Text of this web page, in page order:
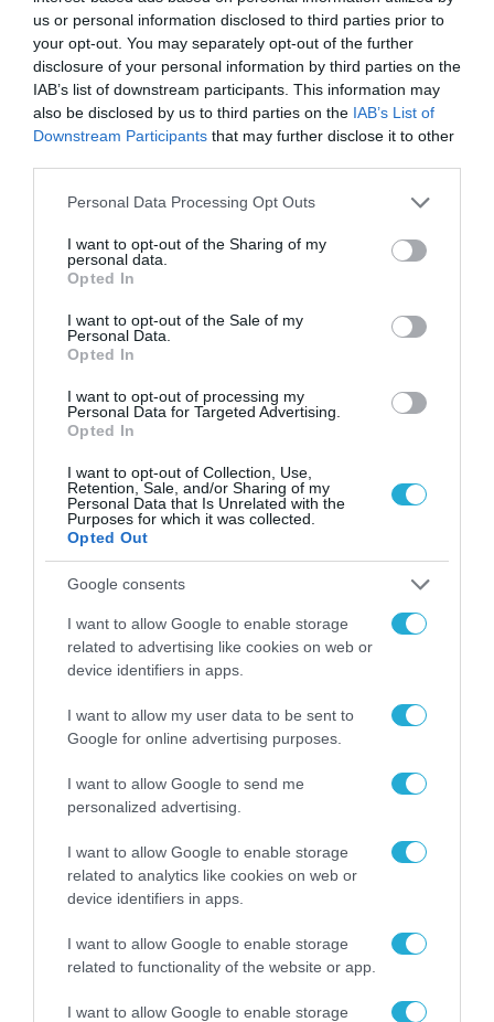
us or personal information disclosed to third parties prior to
your opt-out. You may separately opt-out of the further
disclosure of your personal information by third parties on the
IAB’s list of downstream participants. This information may
also be disclosed by us to third parties on the IAB’s List of
Downstream Participants that may further disclose it to other
Please note that this website/app uses one or more Google
not limited to your visit or usage behaviour. You may click to
grant or deny consent to Google and its third-party tags to
use your data for below specified purposes in below Google
consent section.
Personal Data Processing Opt Outs
I want to opt-out of the Sharing of my
personal data.
Opted In
I want to opt-out of the Sale of my
Personal Data.
Opted In
I want to opt-out of processing my
Personal Data for Targeted Advertising.
Opted In
I want to opt-out of Collection, Use,
Retention, Sale, and/or Sharing of my
Personal Data that Is Unrelated with the
Purposes for which it was collected.
Opted Out
Google consents
I want to allow Google to enable storage
related to advertising like cookies on web or
device identifiers in apps.
I want to allow my user data to be sent to
Google for online advertising purposes.
I want to allow Google to send me
personalized advertising.
I want to allow Google to enable storage
related to analytics like cookies on web or
device identifiers in apps.
I want to allow Google to enable storage
related to functionality of the website or app.
I want to allow Google to enable storage
TAGS: GEN Z MYROOMIE
ΡΟΗ ΕΙΔΗΣΕΩΝ
Το χρηματοδοτούμενο
από την ΕΕ έργο “The
Gaming Police”
ενισχύει την ασφάλεια
διαδίκτυο
ΑΑΔΕ: Διευκρινίσεις
παραβάσεις που